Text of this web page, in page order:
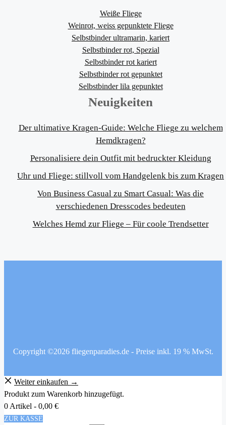
Weiße Fliege
Weinrot, weiss gepunktete Fliege
Selbstbinder ultramarin, kariert
Selbstbinder rot, Spezial
Selbstbinder rot kariert
Selbstbinder rot gepunktet
Selbstbinder lila gepunktet
Neuigkeiten
Der ultimative Kragen-Guide: Welche Fliege zu welchem
Hemdkragen?
Personalisiere dein Outfit mit bedruckter Kleidung
Uhr und Fliege: stillvoll vom Handgelenk bis zum Kragen
Von Business Casual zu Smart Casual: Was die
verschiedenen Dresscodes bedeuten
Welches Hemd zur Fliege – Für coole Trendsetter
Copyright ©2026 fliegenparadies.de - Preise inkl. 19 % MwSt.
Weiter einkaufen →
Produkt zum Warenkorb hinzugefügt.
0 Artikel - 0,00 €
ZUR KASSE